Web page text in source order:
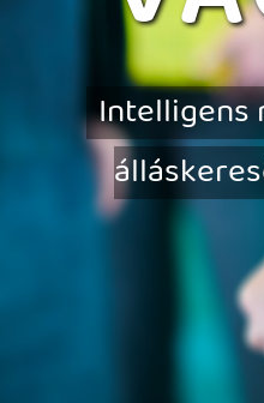
Intelligens